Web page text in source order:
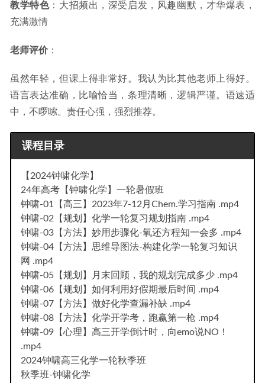
教学特色：大招频出，深受启发，风趣幽默，才华爆表，
充满激情
老师评价：
虽然年轻，但课上得非常好。我认为比其他老师上得好。
语言表达准确，比喻恰当，条理清晰，逻辑严谨。语速适
中，不啰嗦。责任心强，强烈推荐。
课程目录
【2024钟啸化学】
24年高考【钟啸化学】一轮暑假班
钟啸-01【高三】2023年7-12月Chem.学习指南 .mp4
钟啸-02【规划】化学一轮复习规划指南 .mp4
钟啸-03【方法】妙用步骤化-氧还方程知一会多 .mp4
钟啸-04【方法】思维导图法-构建化学一轮复习知识
网 .mp4
钟啸-05【规划】月末回顾，我的规划完成多少 .mp4
钟啸-06【规划】如何利用好假期最后时间 .mp4
钟啸-07【方法】做好化学查漏补缺 .mp4
钟啸-08【方法】化学开学考，跑赢第一枪 .mp4
钟啸-09【心理】高三开学倒计时，向emo说NO！
.mp4
2024钟啸高三化学一轮秋季班
秋季班-钟啸化学